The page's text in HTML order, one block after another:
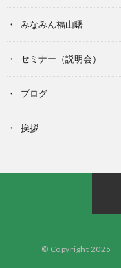
みなみん福山曙
セミナー（説明会）
ブログ
挨拶
© Copyright 2025